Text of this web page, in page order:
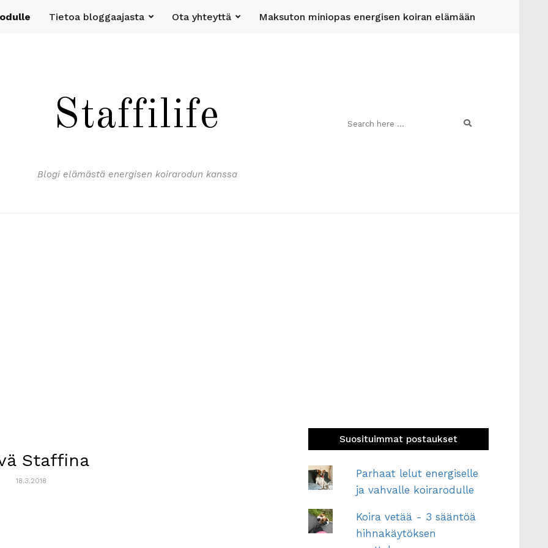
Tietoa bloggaajasta Ota yhteyttä Maksuton miniopas energisen koiran elämään
Staffilife
Blogi elämästä energisen koirarodun kanssa
Staffina
18.3.2018
Suosituimmat postaukset
Parhaat lelut energiselle
ja vahvalle koirarodulle
Koira vetää - 3 sääntöä
hihnakäytöksen